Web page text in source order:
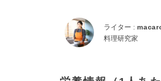
ライター :
料理研究家